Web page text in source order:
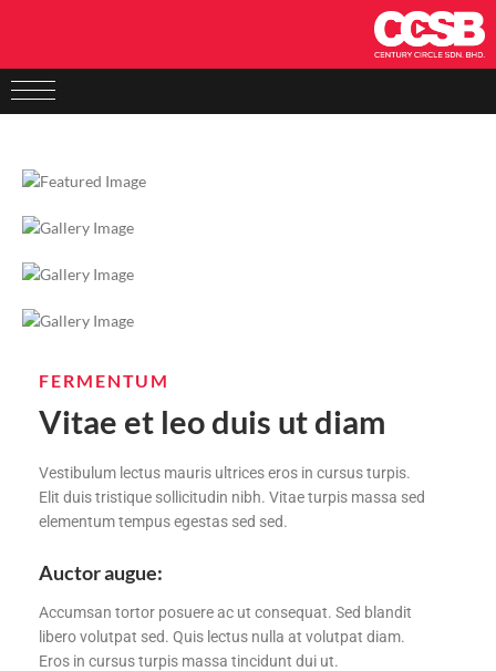
FERMENTUM
Vitae et leo duis ut diam
Vestibulum lectus mauris ultrices eros in cursus turpis.
Elit duis tristique sollicitudin nibh. Vitae turpis massa sed
elementum tempus egestas sed sed.
Auctor augue:
Accumsan tortor posuere ac ut consequat. Sed blandit
libero volutpat sed. Quis lectus nulla at volutpat diam.
Eros in cursus turpis massa tincidunt dui ut.